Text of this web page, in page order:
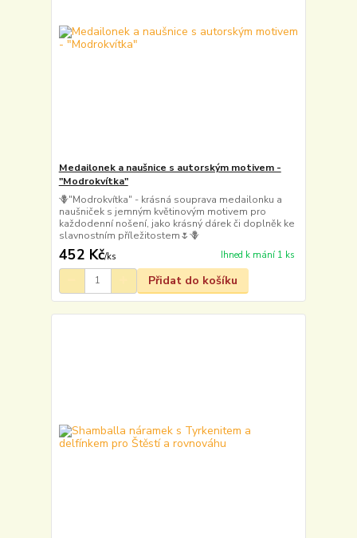
Medailonek a naušnice s autorským motivem -
"Modrokvítka"
🪻"Modrokvítka" - krásná souprava medailonku a
naušniček s jemným květinovým motivem pro
každodenní nošení, jako krásný dárek či doplněk ke
slavnostním příležitostem🌷🪻
452 Kč/ks Ihned k mání 1 ks
Přidat do košíku